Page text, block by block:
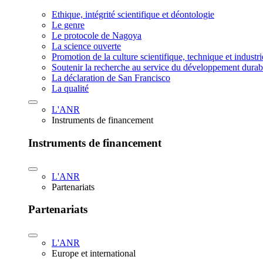
Ethique, intégrité scientifique et déontologie
Le genre
Le protocole de Nagoya
La science ouverte
Promotion de la culture scientifique, technique et
Soutenir la recherche au service du développement
La déclaration de San Francisco
La qualité
L'ANR
Instruments de financement
Instruments de financement
L'ANR
Partenariats
Partenariats
L'ANR
Europe et international